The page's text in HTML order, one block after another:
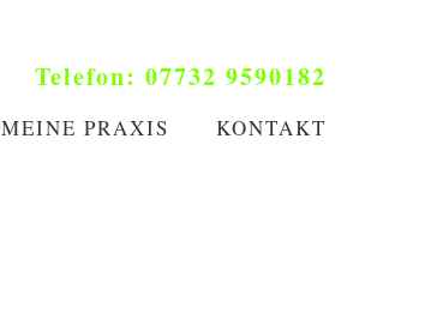
Telefon: 07732 9590182
MEINE PRAXIS KONTAKT
MEINE PRAXIS KONTAKT